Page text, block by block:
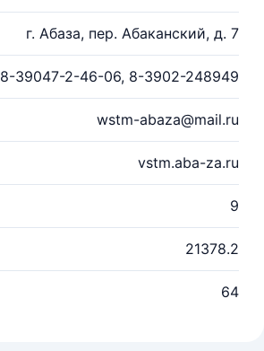
г. Абаза, пер. Абаканский, д. 7
8-39047-2-46-06, 8-3902-248949
wstm-abaza@mail.ru
vstm.aba-za.ru
9
21378.2
64